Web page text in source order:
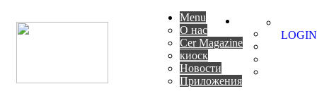
Menu
О нас
Cer Magazine
киоск
Новости
Приложения
LOGIN